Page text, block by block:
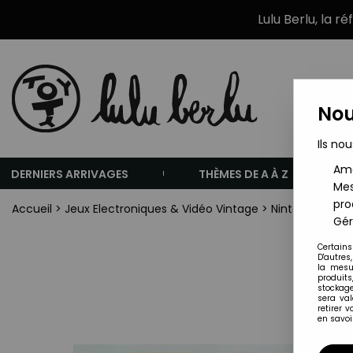
Lulu Berlu, la
DERNIERS ARRIVAGES THÈMES DE A À Z
Accueil > Jeux Electroniques & Vidéo Vintage > Nintendo
Ils
la
sera
retirer
en